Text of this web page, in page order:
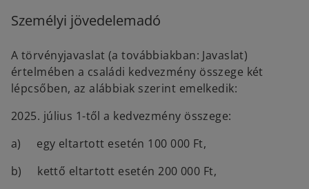
Személyi jövedelemadó
A törvényjavaslat (a továbbiakban: Javaslat)
értelmében a családi kedvezmény összege két
lépcsőben, az alábbiak szerint emelkedik:
2025. július 1-től a kedvezmény összege:
a) egy eltartott esetén 100 000 Ft,
b) kettő eltartott esetén 200 000 Ft,